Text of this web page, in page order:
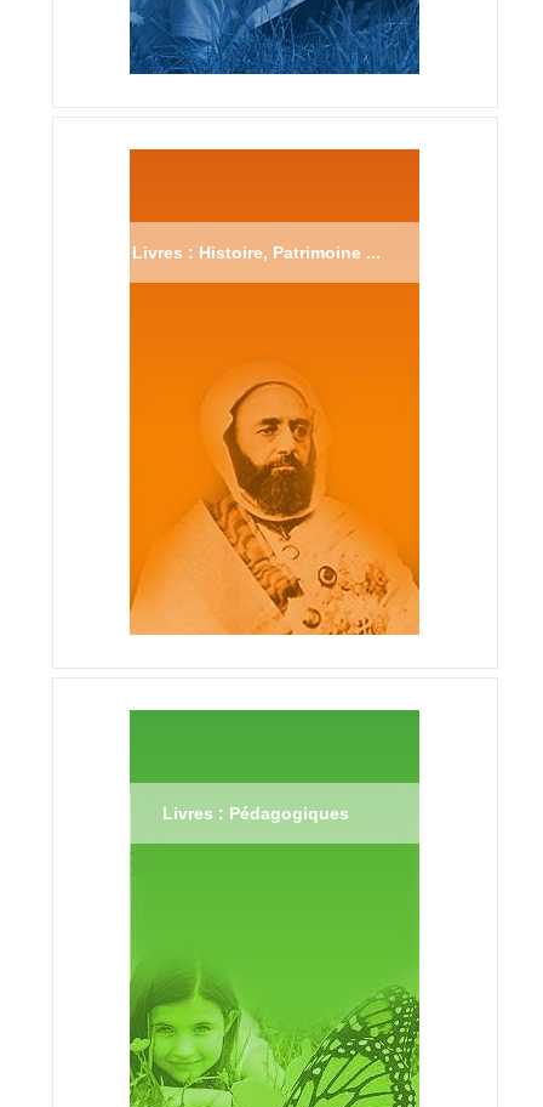
Livres : Histoire, Patrimoine ...
Livres : Pédagogiques